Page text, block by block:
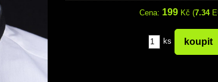
Cena: 199 Kč (7.34
ks